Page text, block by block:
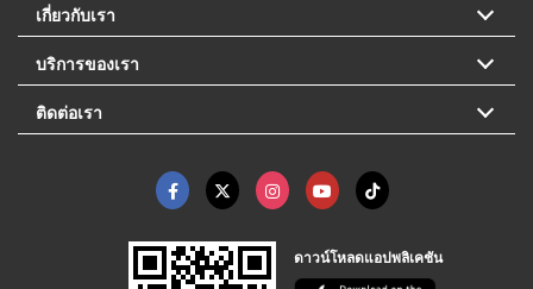
เกี่ยวกับเรา
บริการของเรา
ติดต่อเรา
ดาวน์โหลดแอปพลิเคชัน